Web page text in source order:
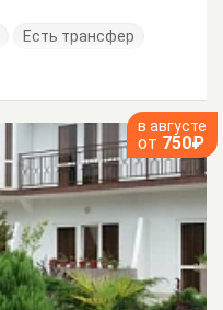
Есть трансфер
в августе
от 750₽